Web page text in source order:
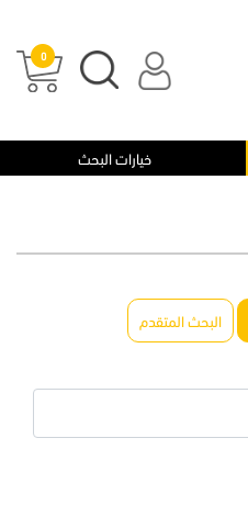
0
خيارات البحث
البحث المتقدم